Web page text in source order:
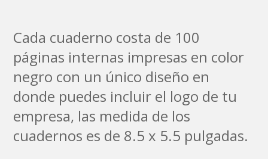
Cada cuaderno costa de 100
páginas internas impresas en color
negro con un único diseño en
donde puedes incluir el logo de tu
empresa, las medida de los
cuadernos es de 8.5 x 5.5 pulgadas.